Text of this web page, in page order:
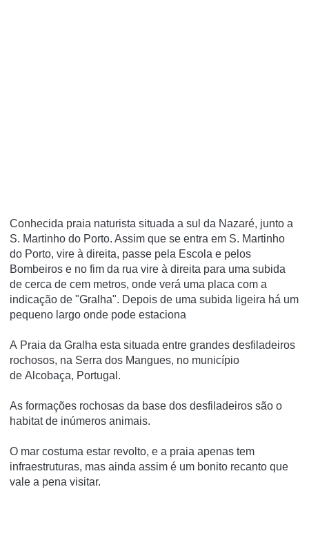
Conhecida praia naturista situada a sul da Nazaré, junto a
S. Martinho do Porto. Assim que se entra em S. Martinho
do Porto, vire à direita, passe pela Escola e pelos
Bombeiros e no fim da rua vire à direita para uma subida
de cerca de cem metros, onde verá uma placa com a
indicação de "Gralha". Depois de uma subida ligeira há um
pequeno largo onde pode estaciona
A Praia da Gralha esta situada entre grandes desfiladeiros
rochosos, na Serra dos Mangues, no município
de Alcobaça, Portugal.
As formações rochosas da base dos desfiladeiros são o
habitat de inúmeros animais.
O mar costuma estar revolto, e a praia apenas tem
infraestruturas, mas ainda assim é um bonito recanto que
vale a pena visitar.